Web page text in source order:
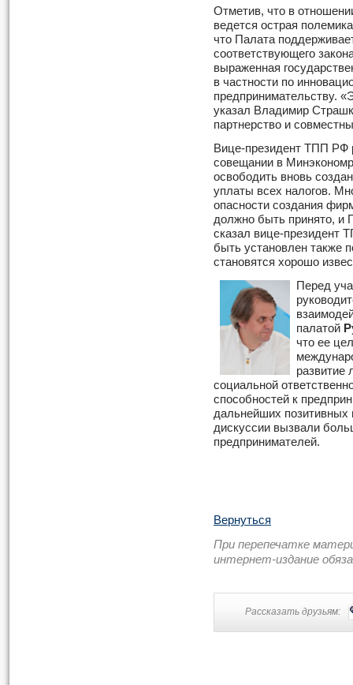
Отметив, что в
ведется острая
что Палата
соответствующего
выраженная
в частности по
предпринимательству.
указал Владимир
партнерство и
Вице-президент ТПП РФ
совещании в
освободить вновь
уплаты всех налогов.
опасности создания
должно быть принято, и
сказал вице-президент
быть установлен также
становятся хорошо
Перед
палатой
что ее
развитие
социальной
способностей к
дальнейших позитивных
дискуссии вызвали
предпринимателей.
Вернуться
При перепечатке
интернет-издание
Рассказать друзьям: